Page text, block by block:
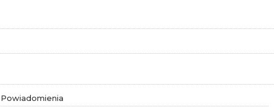
Powiadomienia